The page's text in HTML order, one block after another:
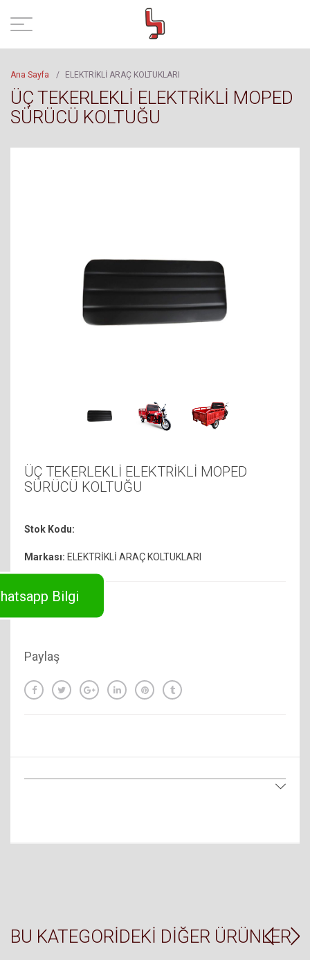
Ana Sayfa / ELEKTRİKLİ ARAÇ KOLTUKLARI
ÜÇ TEKERLEKLİ ELEKTRİKLİ MOPED
SÜRÜCÜ KOLTUĞU
ÜÇ TEKERLEKLİ ELEKTRİKLİ MOPED
SÜRÜCÜ KOLTUĞU
Stok Kodu:
Markası: ELEKTRİKLİ ARAÇ KOLTUKLARI
Bilgi
Paylaş
BU KATEGORIDEKI DIĞER ÜRÜNLER